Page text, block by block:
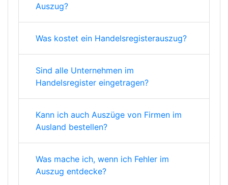
Auszug?
Was kostet ein Handelsregisterauszug?
Sind alle Unternehmen im
Handelsregister eingetragen?
Kann ich auch Auszüge von Firmen im
Ausland bestellen?
Was mache ich, wenn ich Fehler im
Auszug entdecke?